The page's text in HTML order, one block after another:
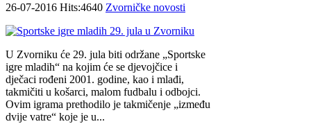
26-07-2016 Hits:4640 Zvorničke novosti
U Zvorniku će 29. jula biti održane „Sportske
igre mladih“ na kojim će se djevojčice i
dječaci rođeni 2001. godine, kao i mlađi,
takmičiti u košarci, malom fudbalu i odbojci.
Ovim igrama prethodilo je takmičenje „između
dvije vatre“ koje je u...